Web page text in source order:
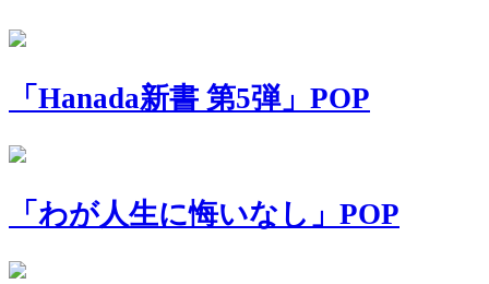
「Hanada新書 第5弾」POP
「わが人生に悔いなし」POP